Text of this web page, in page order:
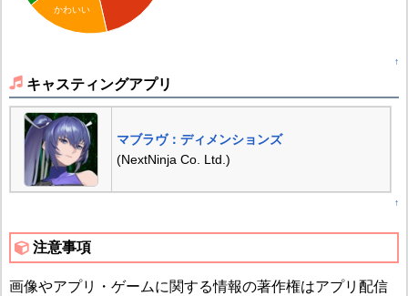
かわいい
↑
キャスティングアプリ
マブラヴ：ディメンションズ
(NextNinja Co. Ltd.)
↑
注意事項
画像やアプリ・ゲームに関する情報の著作権はアプリ配信